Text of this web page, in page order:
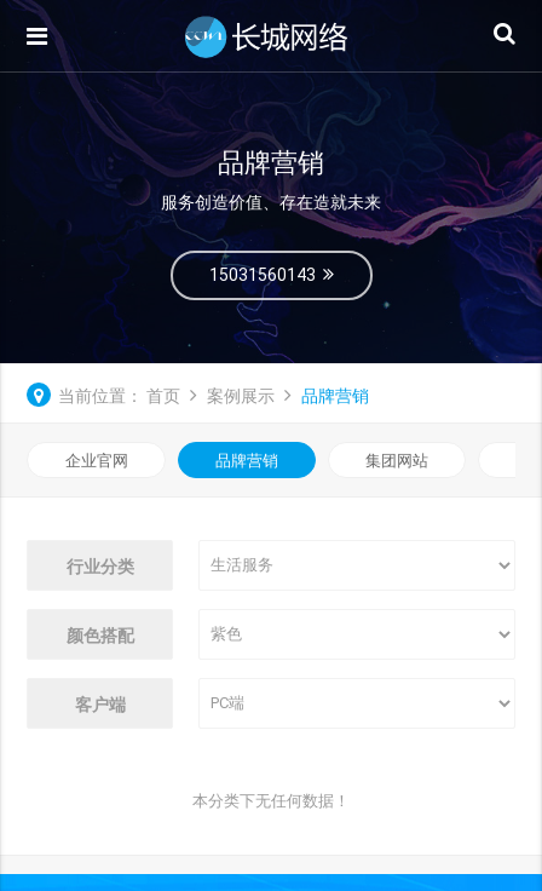
品牌营销
服务创造价值、存在造就未来
15031560143
当前位置： 首页 案例展示 品牌营销
企业官网 品牌营销 集团网站
行业分类
颜色搭配
客户端
本分类下无任何数据！